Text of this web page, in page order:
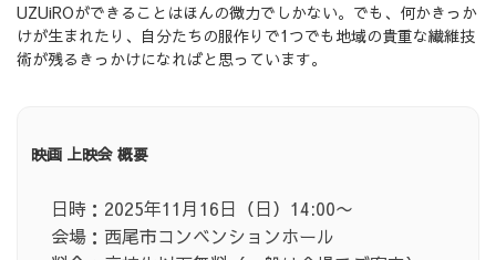
UZUiROができることはほんの微力でしかない。でも、何かきっか
けが生まれたり、自分たちの服作りで1つでも地域の貴重な繊維技
術が残るきっかけになればと思っています。
映画 上映会 概要
日時：2025年11月16日（日）14:00〜
会場：西尾市コンベンションホール